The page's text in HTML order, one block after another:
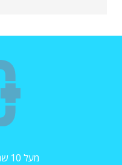
מעל 10 שנים של ניסיון וידע